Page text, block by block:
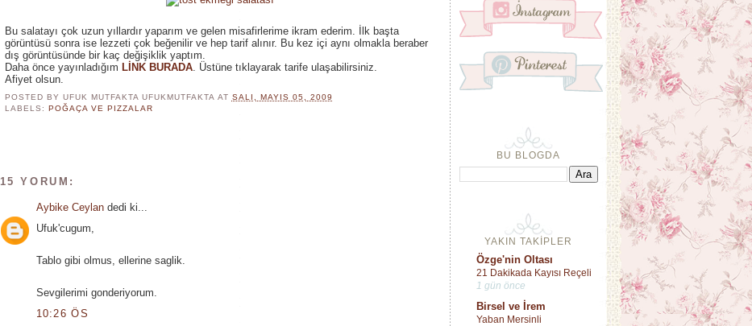
BU BLOGDA
YAKIN TAKİPLER
Özge'nin Oltası
21 Dakikada Kayısı Reçeli
1 gün önce
Birsel ve İrem
Yaban Mersinli
Bu salatayı çok uzun yıllardır yaparım ve gelen misafirlerime ikram ederim. İlk başta
görüntüsü sonra ise lezzeti çok beğenilir ve hep tarif alınır. Bu kez içi aynı olmakla beraber
dış görüntüsünde bir kaç değişiklik yaptım.
Daha önce yayınladığım LİNK BURADA. Üstüne tıklayarak tarife ulaşabilirsiniz.
Afiyet olsun.
POSTED BY UFUK MUTFAKTAUFUKMUTFAKTA AT SALI, MAYIS 05, 2009
LABELS:POĞAÇA VE PIZZALAR
15 YORUM:
Aybike Ceylandedi ki...
Ufuk'cugum,
Tablo gibi olmus, ellerine saglik.
Sevgilerimi gonderiyorum.
10:26 ÖS